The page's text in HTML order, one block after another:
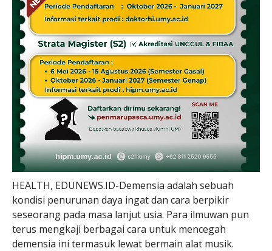
HEALTH, EDUNEWS.ID-Demensia adalah sebuah
kondisi penurunan daya ingat dan cara berpikir
seseorang pada masa lanjut usia. Para ilmuwan pun
terus mengkaji berbagai cara untuk mencegah
demensia ini termasuk lewat bermain alat musik.